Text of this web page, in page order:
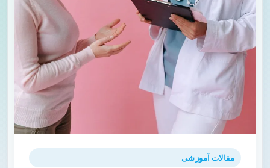
مقالات آموزشی